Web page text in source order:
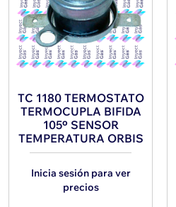
TC 1180 TERMOSTATO
TERMOCUPLA BIFIDA
105º SENSOR
TEMPERATURA ORBIS
Inicia sesión para ver
precios